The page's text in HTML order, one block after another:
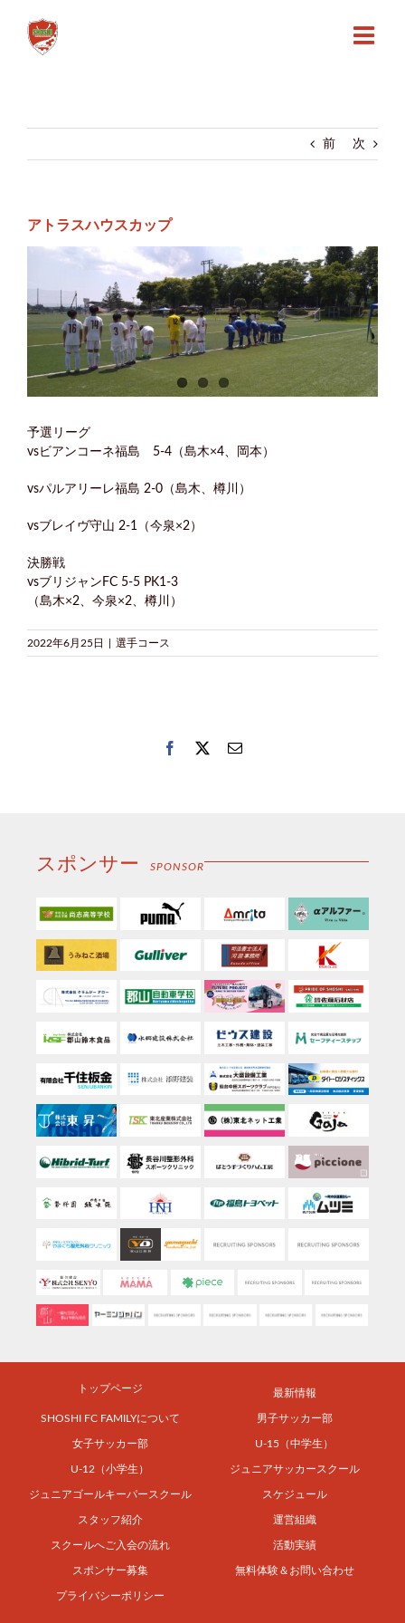
content
前 次
アトラスハウスカップ
予選リーグ
vsビアンコーネ福島 5-4（島木×4、岡本）
vsパルアリーレ福島 2-0（島木、樽川）
vsブレイヴ守山 2-1（今泉×2）
決勝戦
vsブリジャンFC 5-5 PK1-3
（島木×2、今泉×2、樽川）
2022年6月25日 選手コース
Facebook
Twitter電
スポンサー SPONSOR
トップページ 最新情報
SHOSHI FC FAMILYについて 男子サッカー部
女子サッカー部 U-15（中学生）
U-12（小学生） ジュニアサッカースクール
ジュニアゴールキーパースクール スケジュール
スタッフ紹介 運営組織
スクールへご入会の流れ 活動実績
スポンサー募集 無料体験＆お問い合わせ
プライバシーポリシー